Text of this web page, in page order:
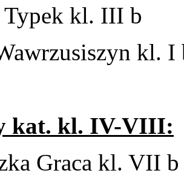
kl. III b
kl. I
kat. kl. IV-VIII:
Graca kl. VII b